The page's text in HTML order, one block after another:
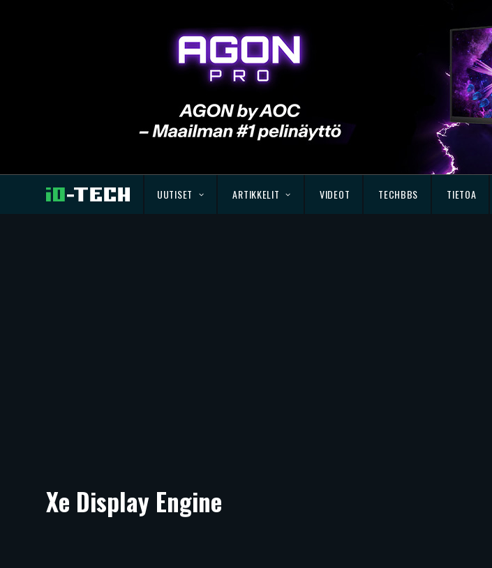
UUTISET ARTIKKELIT VIDEOT TECHBBS TIETOA
Xe Display Engine